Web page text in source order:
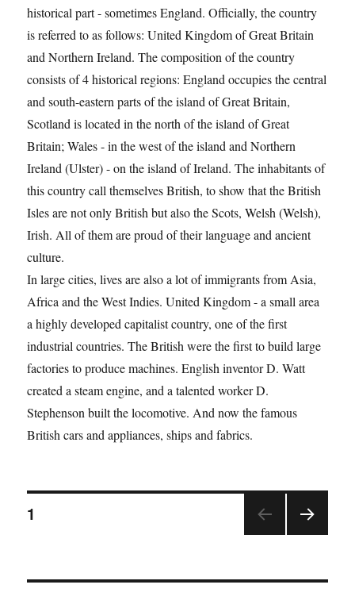
historical part - sometimes England. Officially, the country
is referred to as follows: United Kingdom of Great Britain
and Northern Ireland. The composition of the country
consists of 4 historical regions: England occupies the central
and south-eastern parts of the island of Great Britain,
Scotland is located in the north of the island of Great
Britain; Wales - in the west of the island and Northern
Ireland (Ulster) - on the island of Ireland. The inhabitants of
this country call themselves British, to show that the British
Isles are not only British but also the Scots, Welsh (Welsh),
Irish. All of them are proud of their language and ancient
culture.
In large cities, lives are also a lot of immigrants from Asia,
Africa and the West Indies. United Kingdom - a small area
a highly developed capitalist country, one of the first
industrial countries. The British were the first to build large
factories to produce machines. English inventor D. Watt
created a steam engine, and a talented worker D.
Stephenson built the locomotive. And now the famous
British cars and appliances, ships and fabrics.
1